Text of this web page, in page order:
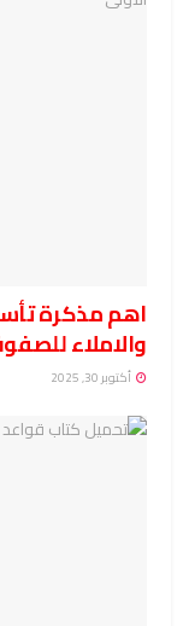
اهم مذكرة
والاملاء
أكتوبر 30, 2025